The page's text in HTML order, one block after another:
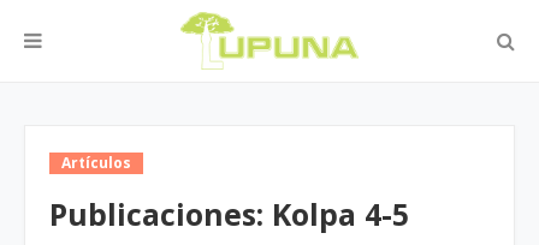
Artículos
Publicaciones: Kolpa 4-5